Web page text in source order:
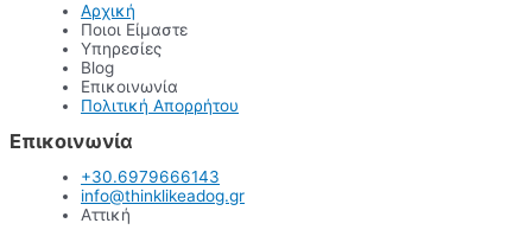
Αρχική
Ποιοι Είμαστε
Υπηρεσίες
Blog
Επικοινωνία
Πολιτική Απορρήτου
Επικοινωνία
+30.6979666143
info@thinklikeadog.gr
Αττική